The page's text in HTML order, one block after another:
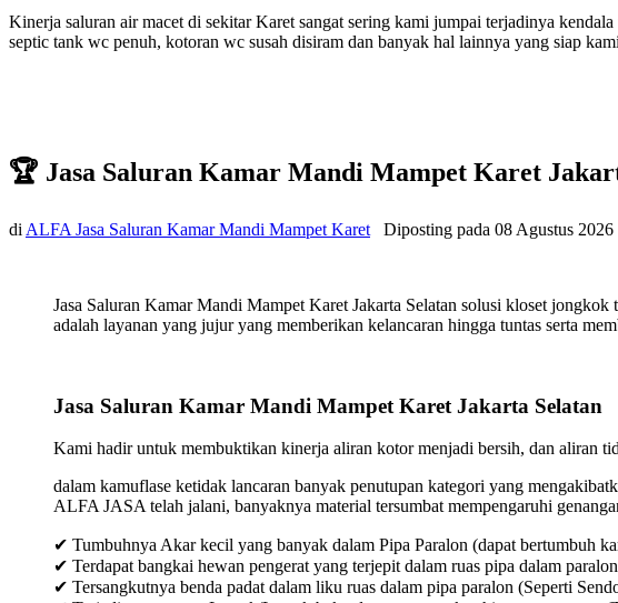
Kinerja saluran air macet di sekitar Karet sangat sering kami jumpai terjadinya
septic tank wc penuh, kotoran wc susah disiram dan banyak hal lainnya yang siap
🏆 Jasa Saluran Kamar Mandi Mampet Karet
di ALFA Jasa Saluran Kamar Mandi Mampet Karet Diposting pada 08 Agustus 2026
Jasa Saluran Kamar Mandi Mampet Karet Jakarta Selatan solusi kloset
adalah layanan yang jujur yang memberikan kelancaran hingga tuntas serta
Jasa Saluran Kamar Mandi Mampet Karet Jakarta Selatan
Kami hadir untuk membuktikan kinerja aliran kotor menjadi bersih, dan aliran
dalam kamuflase ketidak lancaran banyak penutupan kategori yang
ALFA JASA telah jalani, banyaknya material tersumbat mempengaruhi
✔ Tumbuhnya Akar kecil yang banyak dalam Pipa Paralon (dapat bertumbuh
✔ Terdapat bangkai hewan pengerat yang terjepit dalam ruas pipa dalam paralon
✔ Tersangkutnya benda padat dalam liku ruas dalam pipa paralon (Seperti